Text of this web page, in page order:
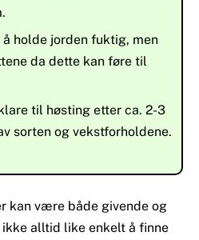
holde jorden fuktig, men
da dette kan føre til
til høsting etter ca. 2-3
sorten og vekstforholdene.
kan være både givende og
alltid like enkelt å finne